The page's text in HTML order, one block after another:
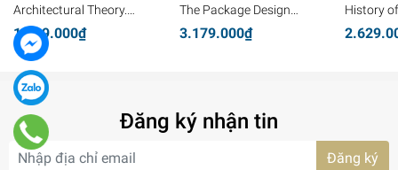
Architectural Theory.
Pioneering Texts on
Architecture from the
Renaissance to Today
1.339.000₫
The Package Design
Book 8
3.179.000₫
History
Đăng ký nhận tin
Đăng ký